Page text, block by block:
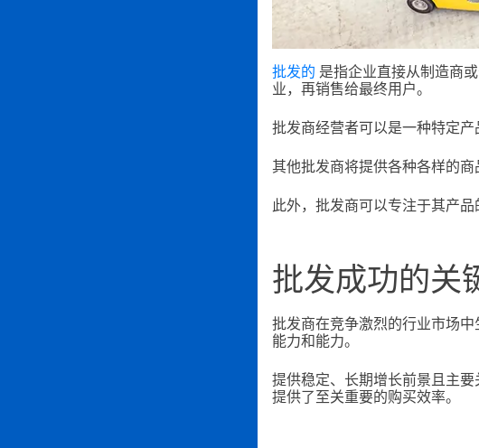
批发的 是指企业直接从制造商
业，再销售给最终用户。
批发商经营者可以是一种特定产
其他批发商将提供各种各样的商
此外，批发商可以专注于其产
批发成功的关
批发商在竞争激烈的行业市场
能力和能力。
提供稳定、长期增长前景且主
提供了至关重要的购买效率。